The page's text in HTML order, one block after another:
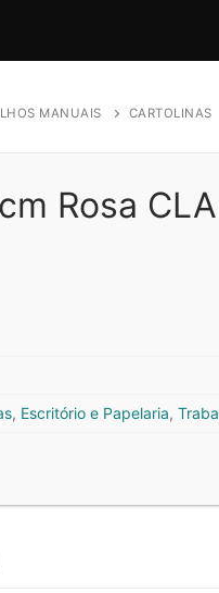
MANUAIS CARTOLINAS
Rosa
, Escritório e Papelaria,